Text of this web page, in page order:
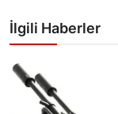
İlgili Haberler